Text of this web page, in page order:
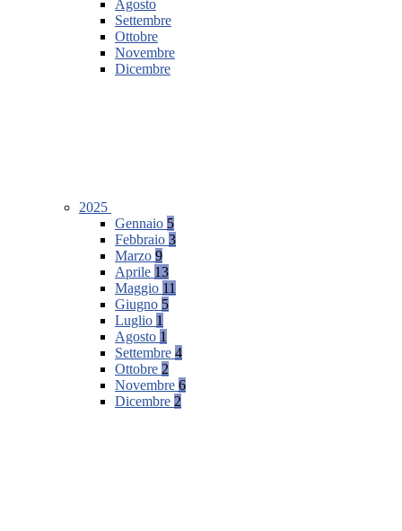
Agosto
Settembre
Ottobre
Novembre
Dicembre
2025
Gennaio 5
Febbraio 3
Marzo 9
Aprile 13
Maggio 11
Giugno 5
Luglio 1
Agosto 1
Settembre 4
Ottobre 2
Novembre 6
Dicembre 2